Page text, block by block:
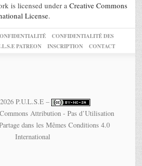
is licensed under a Creative Commons
License.
CONFIDENTIALITÉ DES
PATREON INSCRIPTION CONTACT
P.U.L.S.E –
Attribution - Pas d’Utilisation
dans les Mêmes Conditions 4.0
International